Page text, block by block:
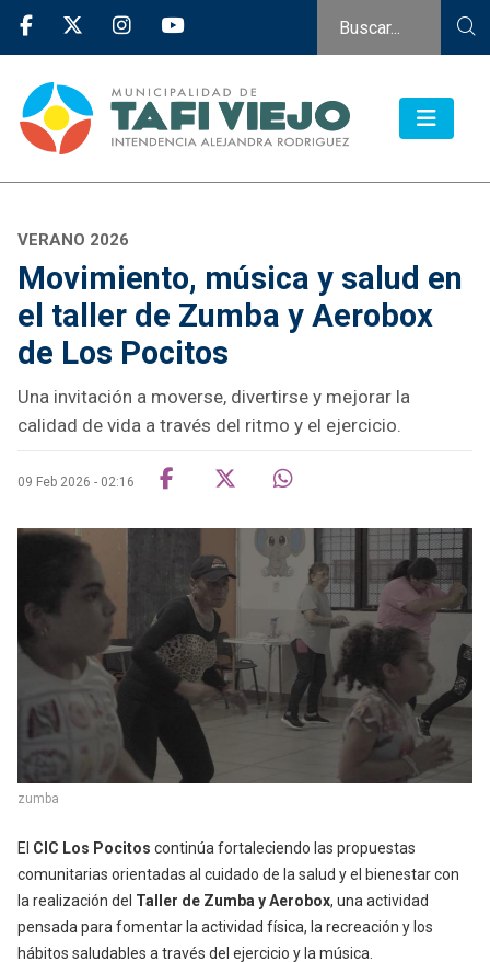
VERANO 2026
Movimiento, música y salud en
el taller de Zumba y Aerobox
de Los Pocitos
Una invitación a moverse, divertirse y mejorar la
calidad de vida a través del ritmo y el ejercicio.
09 Feb 2026 - 02:16
zumba
El CIC Los Pocitos continúa fortaleciendo las propuestas
comunitarias orientadas al cuidado de la salud y el bienestar con
la realización del Taller de Zumba y Aerobox, una actividad
pensada para fomentar la actividad física, la recreación y los
hábitos saludables a través del ejercicio y la música.